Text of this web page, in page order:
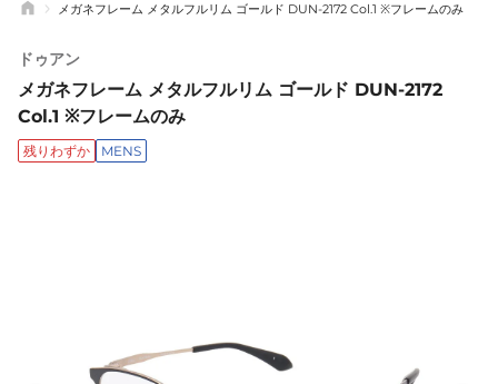
メガネフレーム メタルフルリム ゴールド DUN-2172 Col.1 ※フレームのみ
ドゥアン
メガネフレーム メタルフルリム ゴールド DUN-2172
Col.1 ※フレームのみ
残りわずか MENS